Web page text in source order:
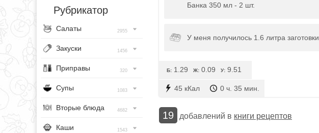
Рубрикатор
Салаты 2955
Закуски 1456
Приправы 320
Супы 1083
Вторые блюда 4682
Каши 1543
Банка 350 мл - 2 шт.
У меня получилось 1.6 литра заготовки
45 кКал 0 ч. 35 мин.
Б: 1.29 Ж: 0.09 У: 9.51
19 добавлений в книги рецептов